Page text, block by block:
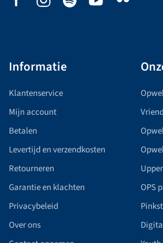
Informatie
Klantenservice
Mijn account
Betalen
Levertijd en verzendkosten
Retourneren
Garantie en klachten
Privacybeleid
Over ons
OPS